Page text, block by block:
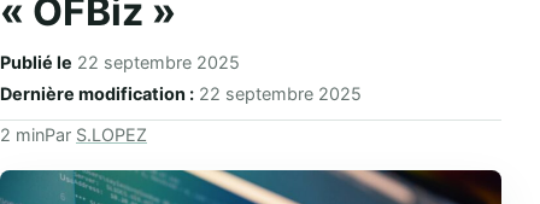
« OFBiz »
Publié le 22 septembre 2025
Dernière modification : 22 septembre 2025
2 minPar S.LOPEZ